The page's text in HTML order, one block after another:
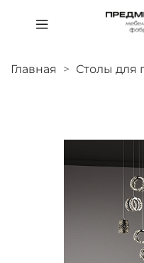
Главная Столы для